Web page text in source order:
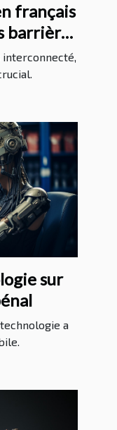
français
barrières
interconnecté,
sur
a